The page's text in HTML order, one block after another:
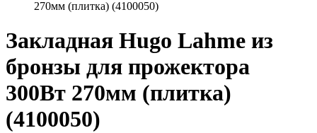
270мм (плитка) (4100050)
Закладная Hugo Lahme из
бронзы для прожектора
300Вт 270мм (плитка)
(4100050)